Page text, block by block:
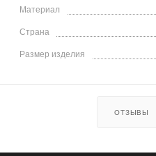
Материал
Страна
Размер изделия
ОТЗЫВЫ